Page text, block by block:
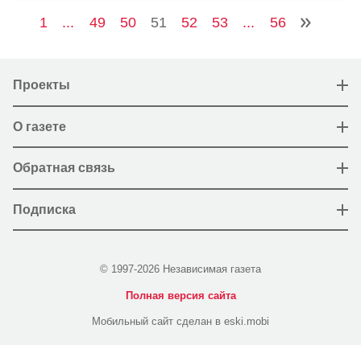
1 ... 49 50 51 52 53 ... 56
Проекты
О газете
Обратная связь
Подписка
© 1997-2026 Независимая газета
Полная версия сайта
Мобильный сайт сделан в eski.mobi